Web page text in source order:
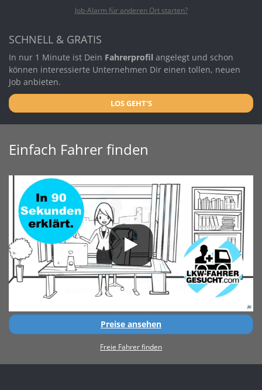
Job-Alarm für anderen Ort starten?
SCHNELL & GRATIS
In nur 1 Minute ist Dein Fahrerprofil angelegt und schon
können interessierte Unternehmen Dir einen tollen, neuen
Job anbieten.
LOS GEHT'S
Einfach Fahrer finden
Preise ansehen
Freie Fahrer finden